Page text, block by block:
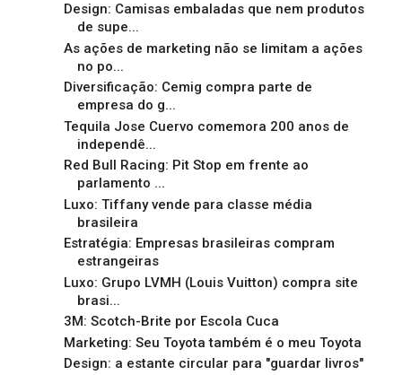
Design: Camisas embaladas que nem produtos
de supe...
As ações de marketing não se limitam a ações
no po...
Diversificação: Cemig compra parte de
empresa do g...
Tequila Jose Cuervo comemora 200 anos de
independê...
Red Bull Racing: Pit Stop em frente ao
parlamento ...
Luxo: Tiffany vende para classe média
brasileira
Estratégia: Empresas brasileiras compram
estrangeiras
Luxo: Grupo LVMH (Louis Vuitton) compra site
brasi...
3M: Scotch-Brite por Escola Cuca
Marketing: Seu Toyota também é o meu Toyota
Design: a estante circular para "guardar livros"